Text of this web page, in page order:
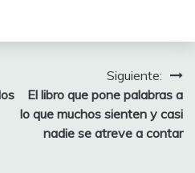
Siguiente:
El libro que pone palabras a
lo que muchos sienten y casi
nadie se atreve a contar